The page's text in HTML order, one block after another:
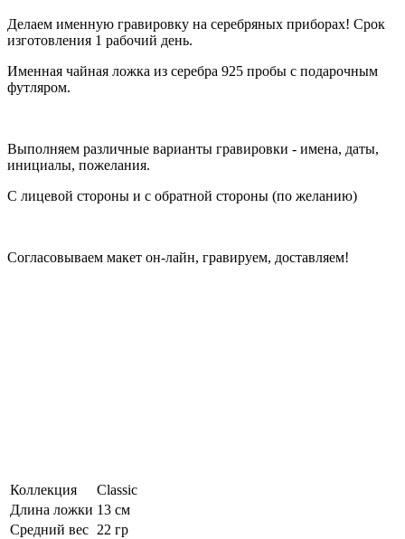
Делаем именную гравировку на серебряных приборах! Срок
изготовления 1 рабочий день.
Именная чайная ложка из серебра 925 пробы с подарочным
футляром.
Выполняем различные варианты гравировки - имена, даты,
инициалы, пожелания.
С лицевой стороны и с обратной стороны (по желанию)
Согласовываем макет он-лайн, гравируем, доставляем!
Коллекция
Classic
Длина ложки 13 см
Средний вес 22 гр